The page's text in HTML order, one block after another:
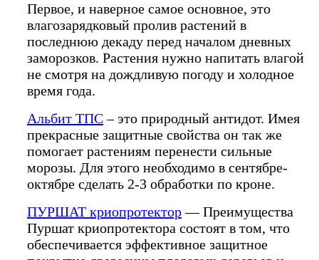
Первое, и наверное самое основное, это
влагозарядковый пролив растений в
последнюю декаду перед началом дневных
заморозков. Растения нужно напитать влагой
не смотря на дождливую погоду и холодное
время года.
Альбит ТПС– это природный антидот. Имея
прекрасные защитные свойства он так же
помогает растениям перенести сильные
морозы. Для этого необходимо в сентябре-
октябре сделать 2-3 обработки по кроне.
ПУРШАТ криопротектор— Преимущества
Пуршат криопротектора состоят в том, что
обеспечивается эффективное защитное